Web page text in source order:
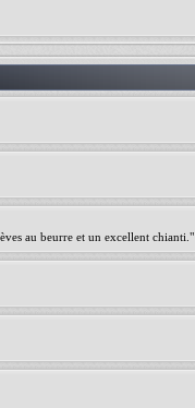
au beurre et un excellent chianti."